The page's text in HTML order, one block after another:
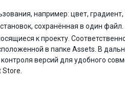
например: цвет, градиент,
сохранённая в один файл.
к проекту.
в папке Assets. В
версий для удобного